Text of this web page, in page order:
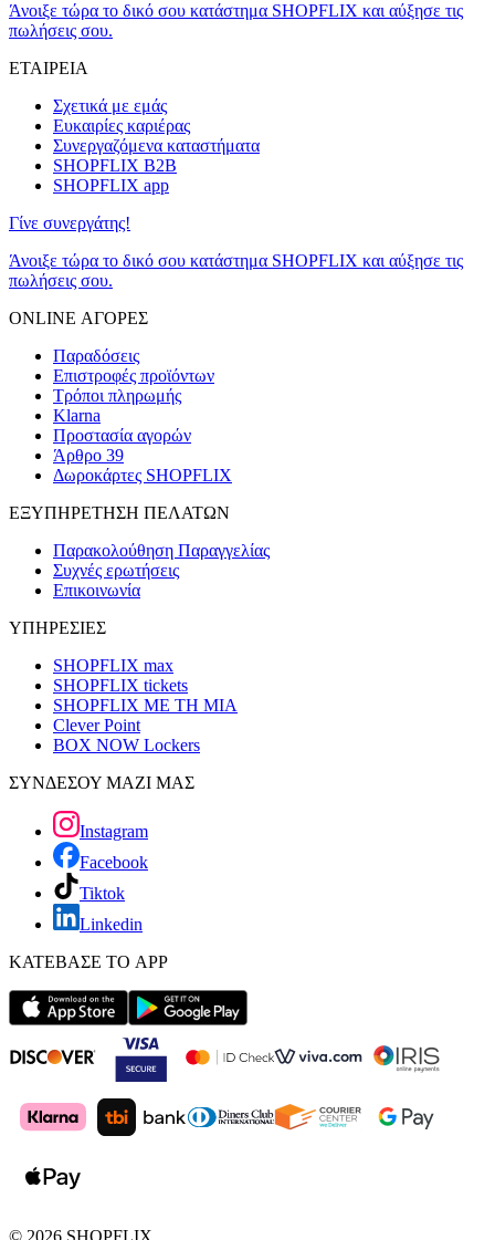
Άνοιξε τώρα το δικό σου κατάστημα SHOPFLIX και αύξησε τις
πωλήσεις σου.
ΕΤΑΙΡΕΙΑ
Σχετικά με εμάς
Ευκαιρίες καριέρας
Συνεργαζόμενα καταστήματα
SHOPFLIX B2B
SHOPFLIX app
Γίνε συνεργάτης!
Άνοιξε τώρα το δικό σου κατάστημα SHOPFLIX και αύξησε τις
πωλήσεις σου.
ONLINE ΑΓΟΡΕΣ
Παραδόσεις
Επιστροφές προϊόντων
Τρόποι πληρωμής
Klarna
Προστασία αγορών
Άρθρο 39
Δωροκάρτες SHOPFLIX
ΕΞΥΠΗΡΕΤΗΣΗ ΠΕΛΑΤΩΝ
Παρακολούθηση Παραγγελίας
Συχνές ερωτήσεις
Επικοινωνία
ΥΠΗΡΕΣΙΕΣ
SHOPFLIX max
SHOPFLIX tickets
SHOPFLIX ΜΕ ΤΗ ΜΙΑ
Clever Point
BOX NOW Lockers
ΣΥΝΔΕΣΟΥ ΜΑΖΙ ΜΑΣ
Instagram
Facebook
Tiktok
Linkedin
ΚΑΤΕΒΑΣΕ ΤΟ APP